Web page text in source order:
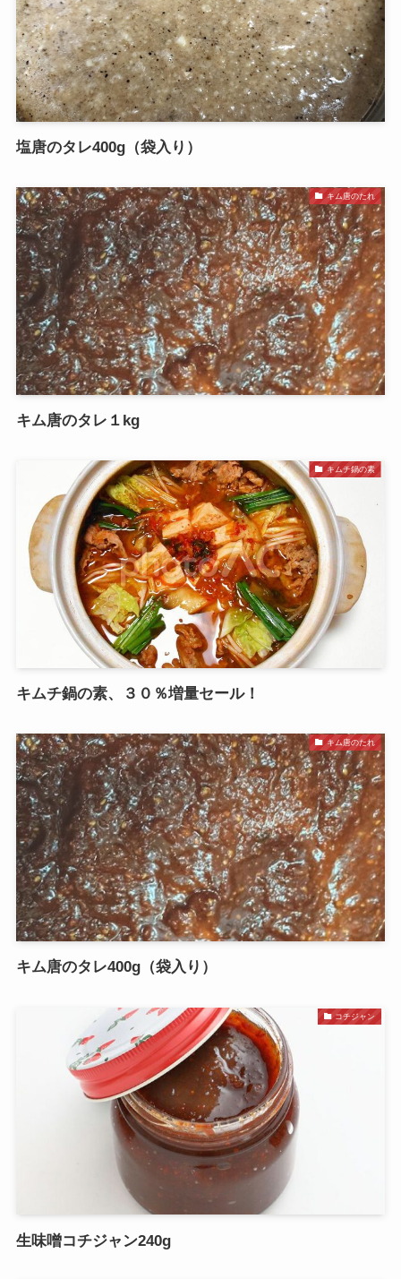
塩唐のタレ400g（袋入り）
キム唐のたれ
キム唐のタレ１kg
キムチ鍋の素
キムチ鍋の素、３０％増量セール！
キム唐のたれ
キム唐のタレ400g（袋入り）
コチジャン
生味噌コチジャン240g